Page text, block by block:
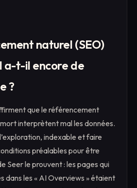
naturel (SEO)
t-il encore de
?
que le référencement
interprètent mal les données.
indexable et faire
préalables pour être
Seer le prouvent : les pages qui
dans les « AI Overviews » étaient